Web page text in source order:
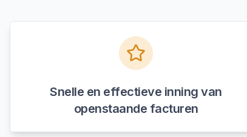
Snelle en effectieve inning van
openstaande facturen